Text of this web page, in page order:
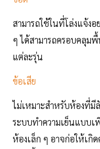
สามารถใช้ในที่โล่งแจ้
ๆ ได้สามารถครอบคลุม
แต่ละรุ่น
ข้อเสีย
ไม่เหมาะสำหรับห้องที่
ระบบทำความเย็นแบบเ
ห้องเล็ก ๆ อาจก่อให้เกิ